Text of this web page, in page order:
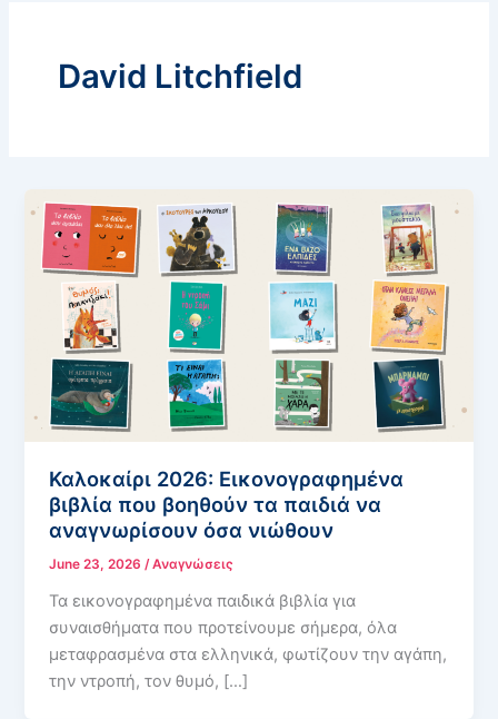
David Litchfield
Καλοκαίρι 2026: Εικονογραφημένα
βιβλία που βοηθούν τα παιδιά να
αναγνωρίσουν όσα νιώθουν
June 23, 2026/Αναγνώσεις
Τα εικονογραφημένα παιδικά βιβλία για
συναισθήματα που προτείνουμε σήμερα, όλα
μεταφρασμένα στα ελληνικά, φωτίζουν την αγάπη,
την ντροπή, τον θυμό, […]